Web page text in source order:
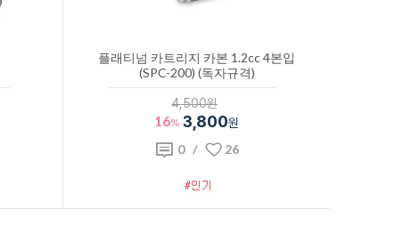
플래티넘 카트리지 카본 1.2cc 4본입
(SPC-200) (독자규격)
4,500원
16% 3,800원
0/ 26